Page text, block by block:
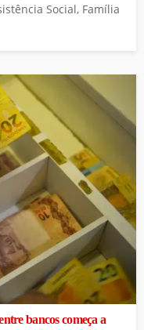
Social, Família
bancos começa a